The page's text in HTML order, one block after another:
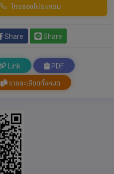
โทรจองโปรแกรม
Share Share
Link PDF
รายละเอียดทั้งหมด